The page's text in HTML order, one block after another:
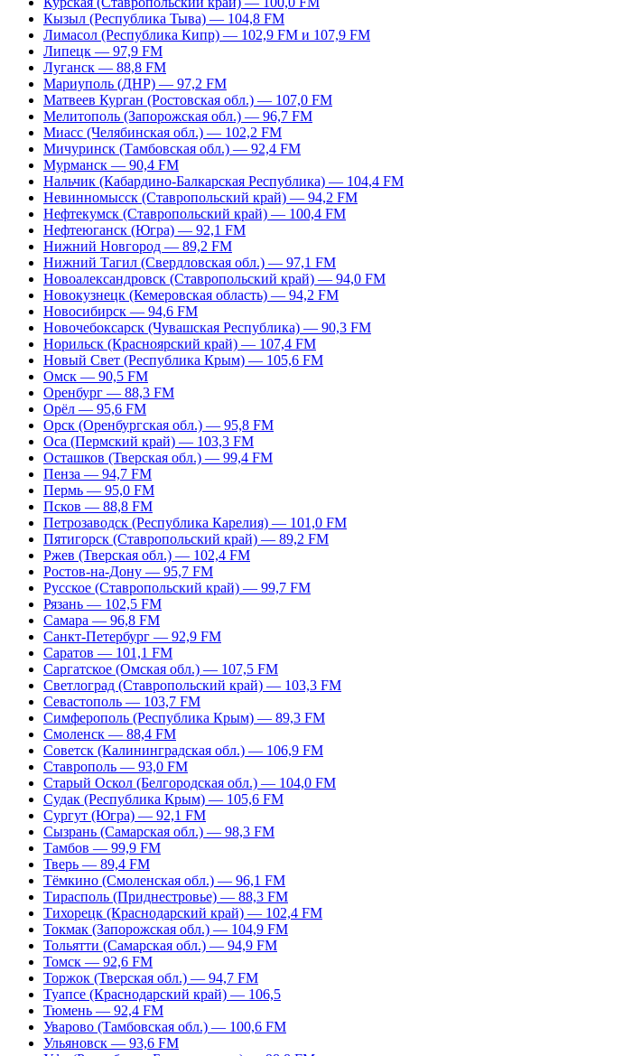
Кызыл (Республика Тыва) — 104,8 FM
Лимасол (Республика Кипр) — 102,9 FM и 107,9 FM
Липецк — 97,9 FM
Луганск — 88,8 FM
Мариуполь (ДНР) — 97,2 FM
Матвеев Курган (Ростовская обл.) — 107,0 FM
Мелитополь (Запорожская обл.) — 96,7 FM
Миасс (Челябинская обл.) — 102,2 FM
Мичуринск (Тамбовская обл.) — 92,4 FM
Мурманск — 90,4 FM
Нальчик (Кабардино-Балкарская Республика) — 104,4 FM
Невинномысск (Ставропольский край) — 94,2 FM
Нефтекумск (Ставропольский край) — 100,4 FM
Нефтеюганск (Югра) — 92,1 FM
Нижний Новгород — 89,2 FM
Нижний Тагил (Свердловская обл.) — 97,1 FM
Новоалександровск (Ставропольский край) — 94,0 FM
Новокузнецк (Кемеровская область) — 94,2 FM
Новосибирск — 94,6 FM
Новочебоксарск (Чувашская Республика) — 90,3 FM
Норильск (Красноярский край) — 107,4 FM
Новый Свет (Республика Крым) — 105,6 FM
Омск — 90,5 FM
Оренбург — 88,3 FM
Орёл — 95,6 FM
Орск (Оренбургская обл.) — 95,8 FM
Оса (Пермский край) — 103,3 FM
Осташков (Тверская обл.) — 99,4 FM
Пенза — 94,7 FM
Пермь — 95,0 FM
Псков — 88,8 FM
Петрозаводск (Республика Карелия) — 101,0 FM
Пятигорск (Ставропольский край) — 89,2 FM
Ржев (Тверская обл.) — 102,4 FM
Ростов-на-Дону — 95,7 FM
Русское (Ставропольский край) — 99,7 FM
Рязань — 102,5 FM
Самара — 96,8 FM
Санкт-Петербург — 92,9 FM
Саратов — 101,1 FM
Саргатское (Омская обл.) — 107,5 FM
Светлоград (Ставропольский край) — 103,3 FM
Севастополь — 103,7 FM
Симферополь (Республика Крым) — 89,3 FM
Смоленск — 88,4 FM
Советск (Калининградская обл.) — 106,9 FM
Ставрополь — 93,0 FM
Старый Оскол (Белгородская обл.) — 104,0 FM
Судак (Республика Крым) — 105,6 FM
Сургут (Югра) — 92,1 FM
Сызрань (Самарская обл.) — 98,3 FM
Тамбов — 99,9 FM
Тверь — 89,4 FM
Тёмкино (Смоленская обл.) — 96,1 FM
Тирасполь (Приднестровье) — 88,3 FM
Тихорецк (Краснодарский край) — 102,4 FM
Токмак (Запорожская обл.) — 104,9 FM
Тольятти (Самарская обл.) — 94,9 FM
Томск — 92,6 FM
Торжок (Тверская обл.) — 94,7 FM
Туапсе (Краснодарский край) — 106,5
Тюмень — 92,4 FM
Уварово (Тамбовская обл.) — 100,6 FM
Ульяновск — 93,6 FM